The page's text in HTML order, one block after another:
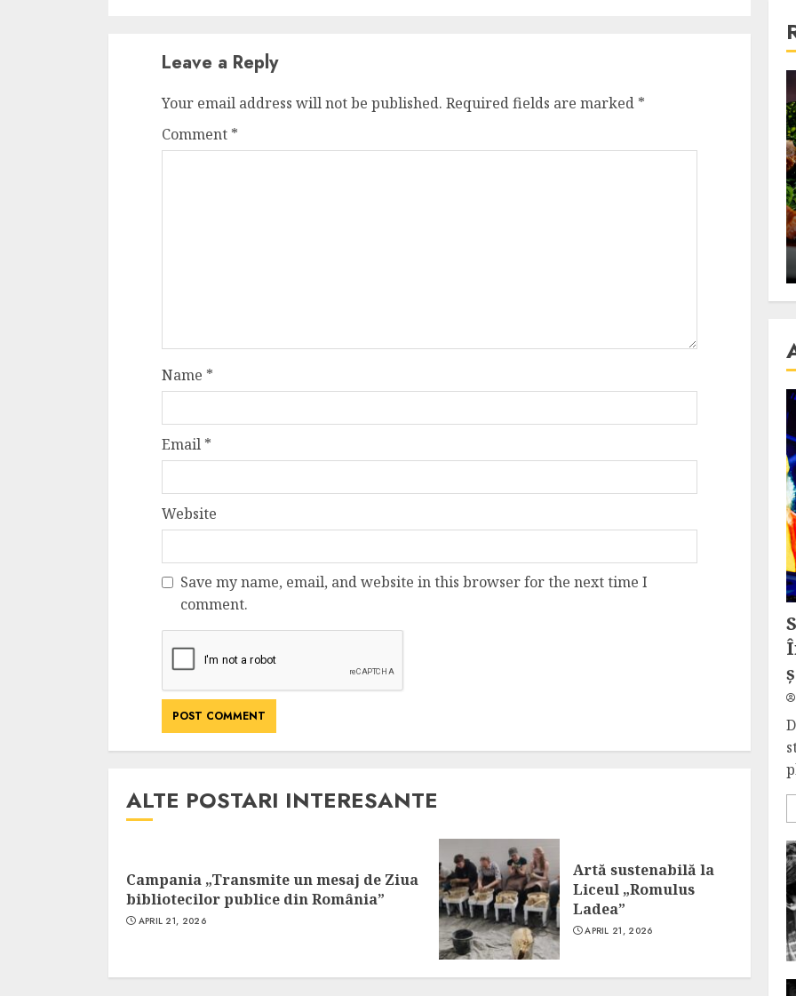
Leave a Reply
Your email address will not be published. Required fields are marked *
Comment *
Name *
Email *
Website
Save my name, email, and website in this browser for the next time I
comment.
ALTE POSTARI INTERESANTE
Campania „Transmite un mesaj de Ziua
bibliotecilor publice din România”
APRIL 21, 2026
Artă sustenabilă la
Liceul „Romulus
Ladea”
APRIL 21, 2026